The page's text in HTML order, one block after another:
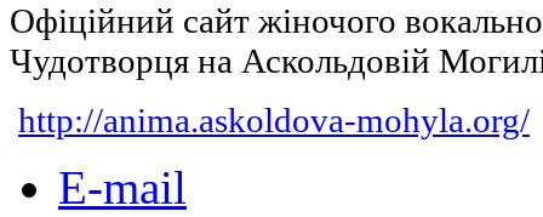
Офіційний сайт жіночого
Чудотворця на Аскольдовій
http://anima.askoldova-mohyla.org/
E-mail